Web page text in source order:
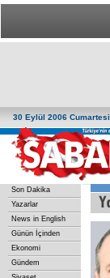
30 Eylül 2006 Cumartesi
Son Dakika
Yazarlar
News in English
Günün İçinden
Ekonomi
Gündem